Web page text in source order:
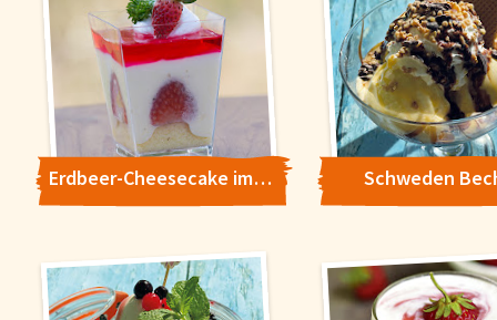
Erdbeer-Cheesecake im Glas Schweden